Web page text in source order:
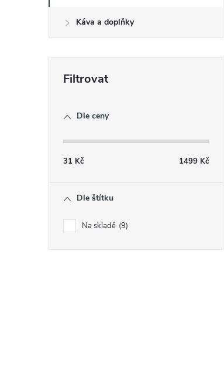
Káva a doplňky
Dle ceny
31 Kč 1499 Kč
Dle štítku
Na skladě 9